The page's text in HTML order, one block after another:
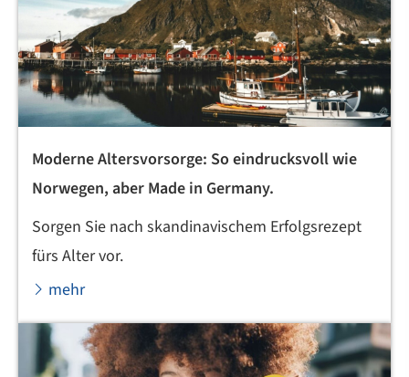
Moderne Alters­vorsorge: So eindrucksvoll wie
Norwegen, aber Made in Germany.
Sorgen Sie nach skandinavischem Erfolgsrezept
fürs Alter vor.
mehr